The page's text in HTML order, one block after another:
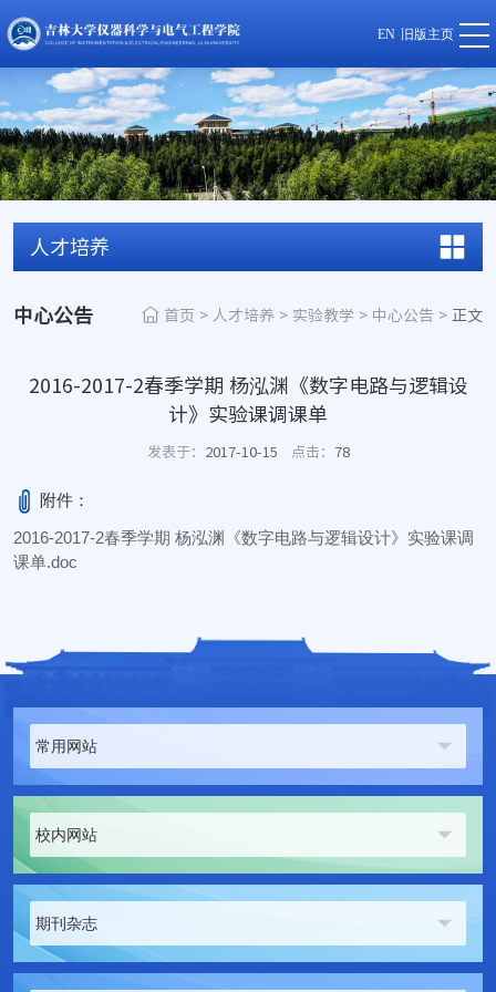
EN 旧版主页
人才培养
中心公告 首页 > 人才培养 > 实验教学 > 中心公告 > 正文
2016-2017-2春季学期 杨泓渊《数字电路与逻辑设
计》实验课调课单
发表于： 2017-10-15 点击： 78
附件：
2016-2017-2春季学期 杨泓渊《数字电路与逻辑设计》实验课调
课单.doc
常用网站
校内网站
期刊杂志